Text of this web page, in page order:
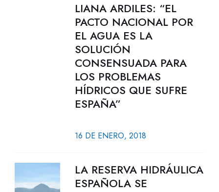
LIANA ARDILES: “EL
PACTO NACIONAL POR
EL AGUA ES LA
SOLUCIÓN
CONSENSUADA PARA
LOS PROBLEMAS
HÍDRICOS QUE SUFRE
ESPAÑA”
16 DE ENERO, 2018
LA RESERVA HIDRÁULICA
ESPAÑOLA SE